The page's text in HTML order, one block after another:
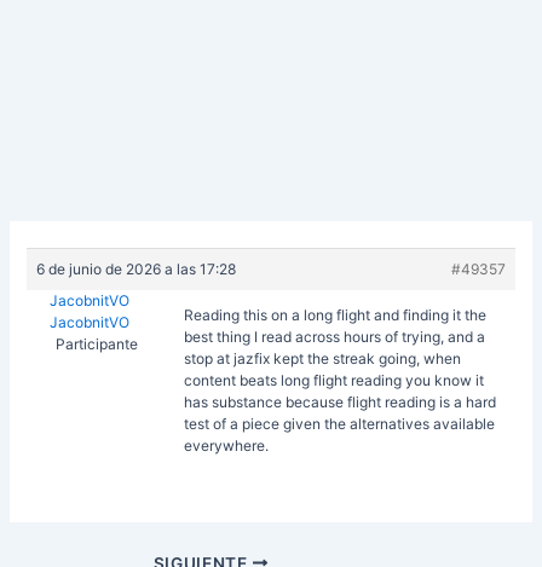
6 de junio de 2026 a las 17:28
#49357
JacobnitVO
JacobnitVO
Participante
Reading this on a long flight and finding it the
best thing I read across hours of trying, and a
stop atjazfix kept the streak going, when
content beats long flight reading you know it
has substance because flight reading is a hard
test of a piece given the alternatives available
everywhere.
SIGUIENTE